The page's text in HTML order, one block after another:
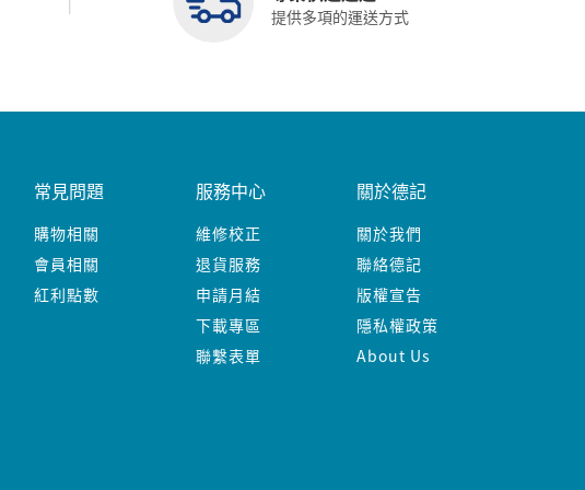
提供多項的運送方式
常見問題
購物相關
會員相關
紅利點數
服務中心
維修校正
退貨服務
申請月結
下載專區
聯繫表單
關於德記
關於我們
聯絡德記
版權宣告
隱私權政策
About Us